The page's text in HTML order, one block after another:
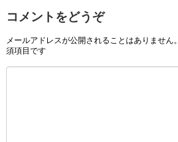
コメントをどうぞ
メールアドレスが公開されることはありません。
須項目です